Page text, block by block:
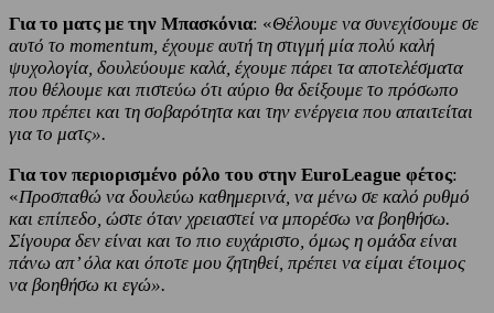
Για το ματς με την Μπασκόνια: «Θέλουμε να συνεχίσουμε σε
αυτό το momentum, έχουμε αυτή τη στιγμή μία πολύ καλή
ψυχολογία, δουλεύουμε καλά, έχουμε πάρει τα αποτελέσματα
που θέλουμε και πιστεύω ότι αύριο θα δείξουμε το πρόσωπο
που πρέπει και τη σοβαρότητα και την ενέργεια που απαιτείται
για το ματς».
Για τον περιορισμένο ρόλο του στην EuroLeague φέτος:
«Προσπαθώ να δουλεύω καθημερινά, να μένω σε καλό ρυθμό
και επίπεδο, ώστε όταν χρειαστεί να μπορέσω να βοηθήσω.
Σίγουρα δεν είναι και το πιο ευχάριστο, όμως η ομάδα είναι
πάνω απ’ όλα και όποτε μου ζητηθεί, πρέπει να είμαι έτοιμος
να βοηθήσω κι εγώ».